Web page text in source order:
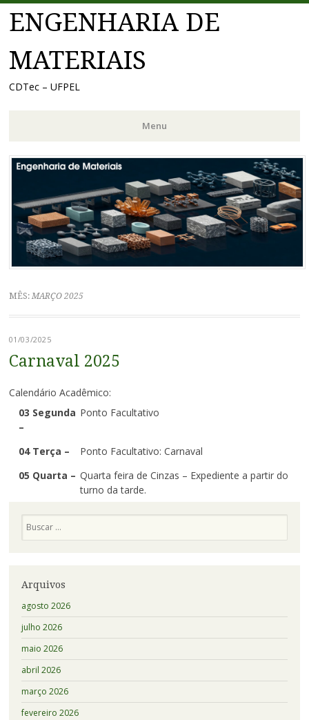
ENGENHARIA DE
MATERIAIS
CDTec – UFPEL
Menu
Pular
conteúdo
MÊS: MARÇO 2025
01/03/2025
Carnaval 2025
Calendário Acadêmico:
03 Segunda
–
Ponto Facultativo
04 Terça –
Ponto Facultativo: Carnaval
05 Quarta – Quarta feira de Cinzas – Expediente a partir do
turno da tarde.
Arquivos
agosto 2026
julho 2026
maio 2026
abril 2026
março 2026
fevereiro 2026